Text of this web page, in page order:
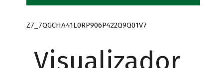
Z7_7QGCHA41L0RP906P422Q9Q01V7
Visualizador